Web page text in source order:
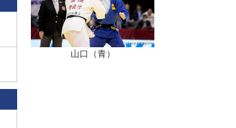
山口（青）